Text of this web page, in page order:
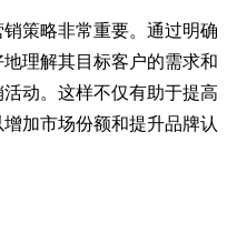
策略非常重要。通过明确
理解其目标客户的需求和
动。这样不仅有助于提高
加市场份额和提升品牌认